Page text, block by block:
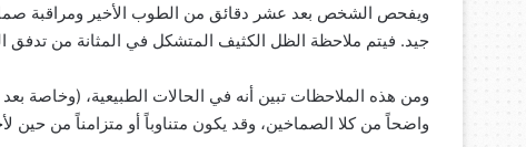
ويفحص الشخص بعد عشر دقائق من الطوب الأخير ومراقبة
جيد. فيتم ملاحظة الظل الكثيف المتشكل في المثانة من
ومن هذه الملاحظات تبين أنه في الحالات الطبيعية، (وخاصة
واضحاً من كلا الصماخين، وقد يكون متناوباً أو متزامناً من حين